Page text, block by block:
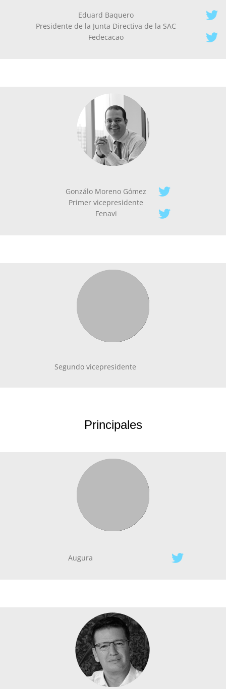
Eduard Baquero
Presidente de la Junta Directiva de la SAC
Fedecacao
Gonzálo Moreno Gómez
Primer vicepresidente
Fenavi
Segundo vicepresidente
Principales
Augura